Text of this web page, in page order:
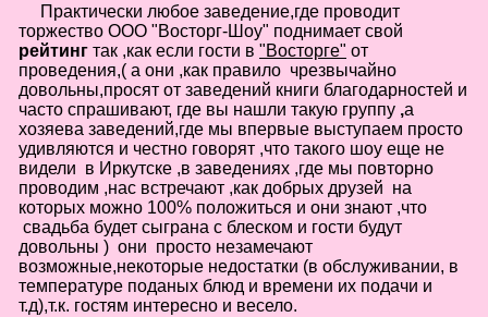
ГалереяПрактически любое заведение,где проводит
торжество ООО "Восторг-Шоу" поднимает свой
рейтинг так ,как если гости в "Восторге" от
проведения,( а они ,как правило чрезвычайно
довольны,просят от заведений книги благодарностей и
часто спрашивают, где вы нашли такую группу ,а
хозяева заведений,где мы впервые выступаем просто
удивляются и честно говорят ,что такого шоу еще не
видели в Иркутске ,в заведениях ,где мы повторно
проводим ,нас встречают ,как добрых друзей на
которых можно 100% положиться и они знают ,что
свадьба будет сыграна с блеском и гости будут
довольны ) они просто незамечают
возможные,некоторые недостатки (в обслуживании, в
температуре поданых блюд и времени их подачи и
т.д),т.к. гостям интересно и весело.